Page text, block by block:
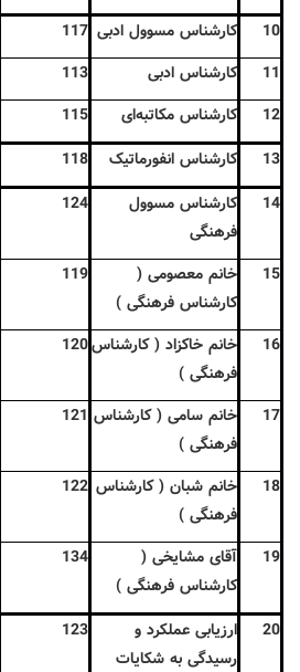
10
کارشناس مسوول ادبی 117
11
کارشناس ادبی 113
12
کارشناس مکاتبه‌ای 115
13
کارشناس انفورماتیک 118
14
کارشناس مسوول
فرهنگی
124
15
خانم معصومی (
کارشناس فرهنگی )
119
16
خانم خاکزاد ( کارشناس
فرهنگی )
120
17
خانم سامی ( کارشناس
فرهنگی )
121
18
خانم شبان ( کارشناس
فرهنگی )
122
19
آقای مشایخی (
کارشناس فرهنگی )
134
20
ارزیابی عملکرد و
رسیدگی به شکایات
123